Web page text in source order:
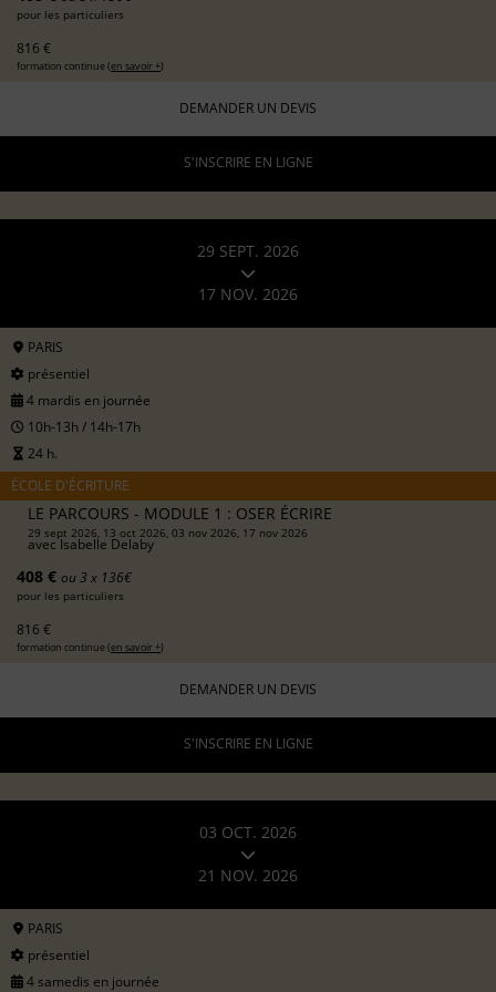
pour les particuliers
816 €
formation continue (en savoir +)
DEMANDER UN DEVIS
S'INSCRIRE EN LIGNE
29 SEPT. 2026
17 NOV. 2026
PARIS
présentiel
4 mardis en journée
10h-13h / 14h-17h
24 h.
ÉCOLE D'ÉCRITURE
LE PARCOURS - MODULE 1 : OSER ÉCRIRE
29 sept 2026, 13 oct 2026, 03 nov 2026, 17 nov 2026
avecIsabelle Delaby
408 € ou 3 x 136€
pour les particuliers
816 €
formation continue (en savoir +)
DEMANDER UN DEVIS
S'INSCRIRE EN LIGNE
03 OCT. 2026
21 NOV. 2026
PARIS
présentiel
4 samedis en journée